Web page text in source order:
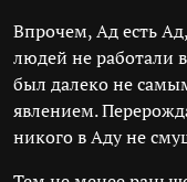
Впрочем, Ад есть
людей не работали
был далеко не
явлением.
никого в Аду не